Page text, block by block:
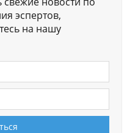
эспертов,
на нашу